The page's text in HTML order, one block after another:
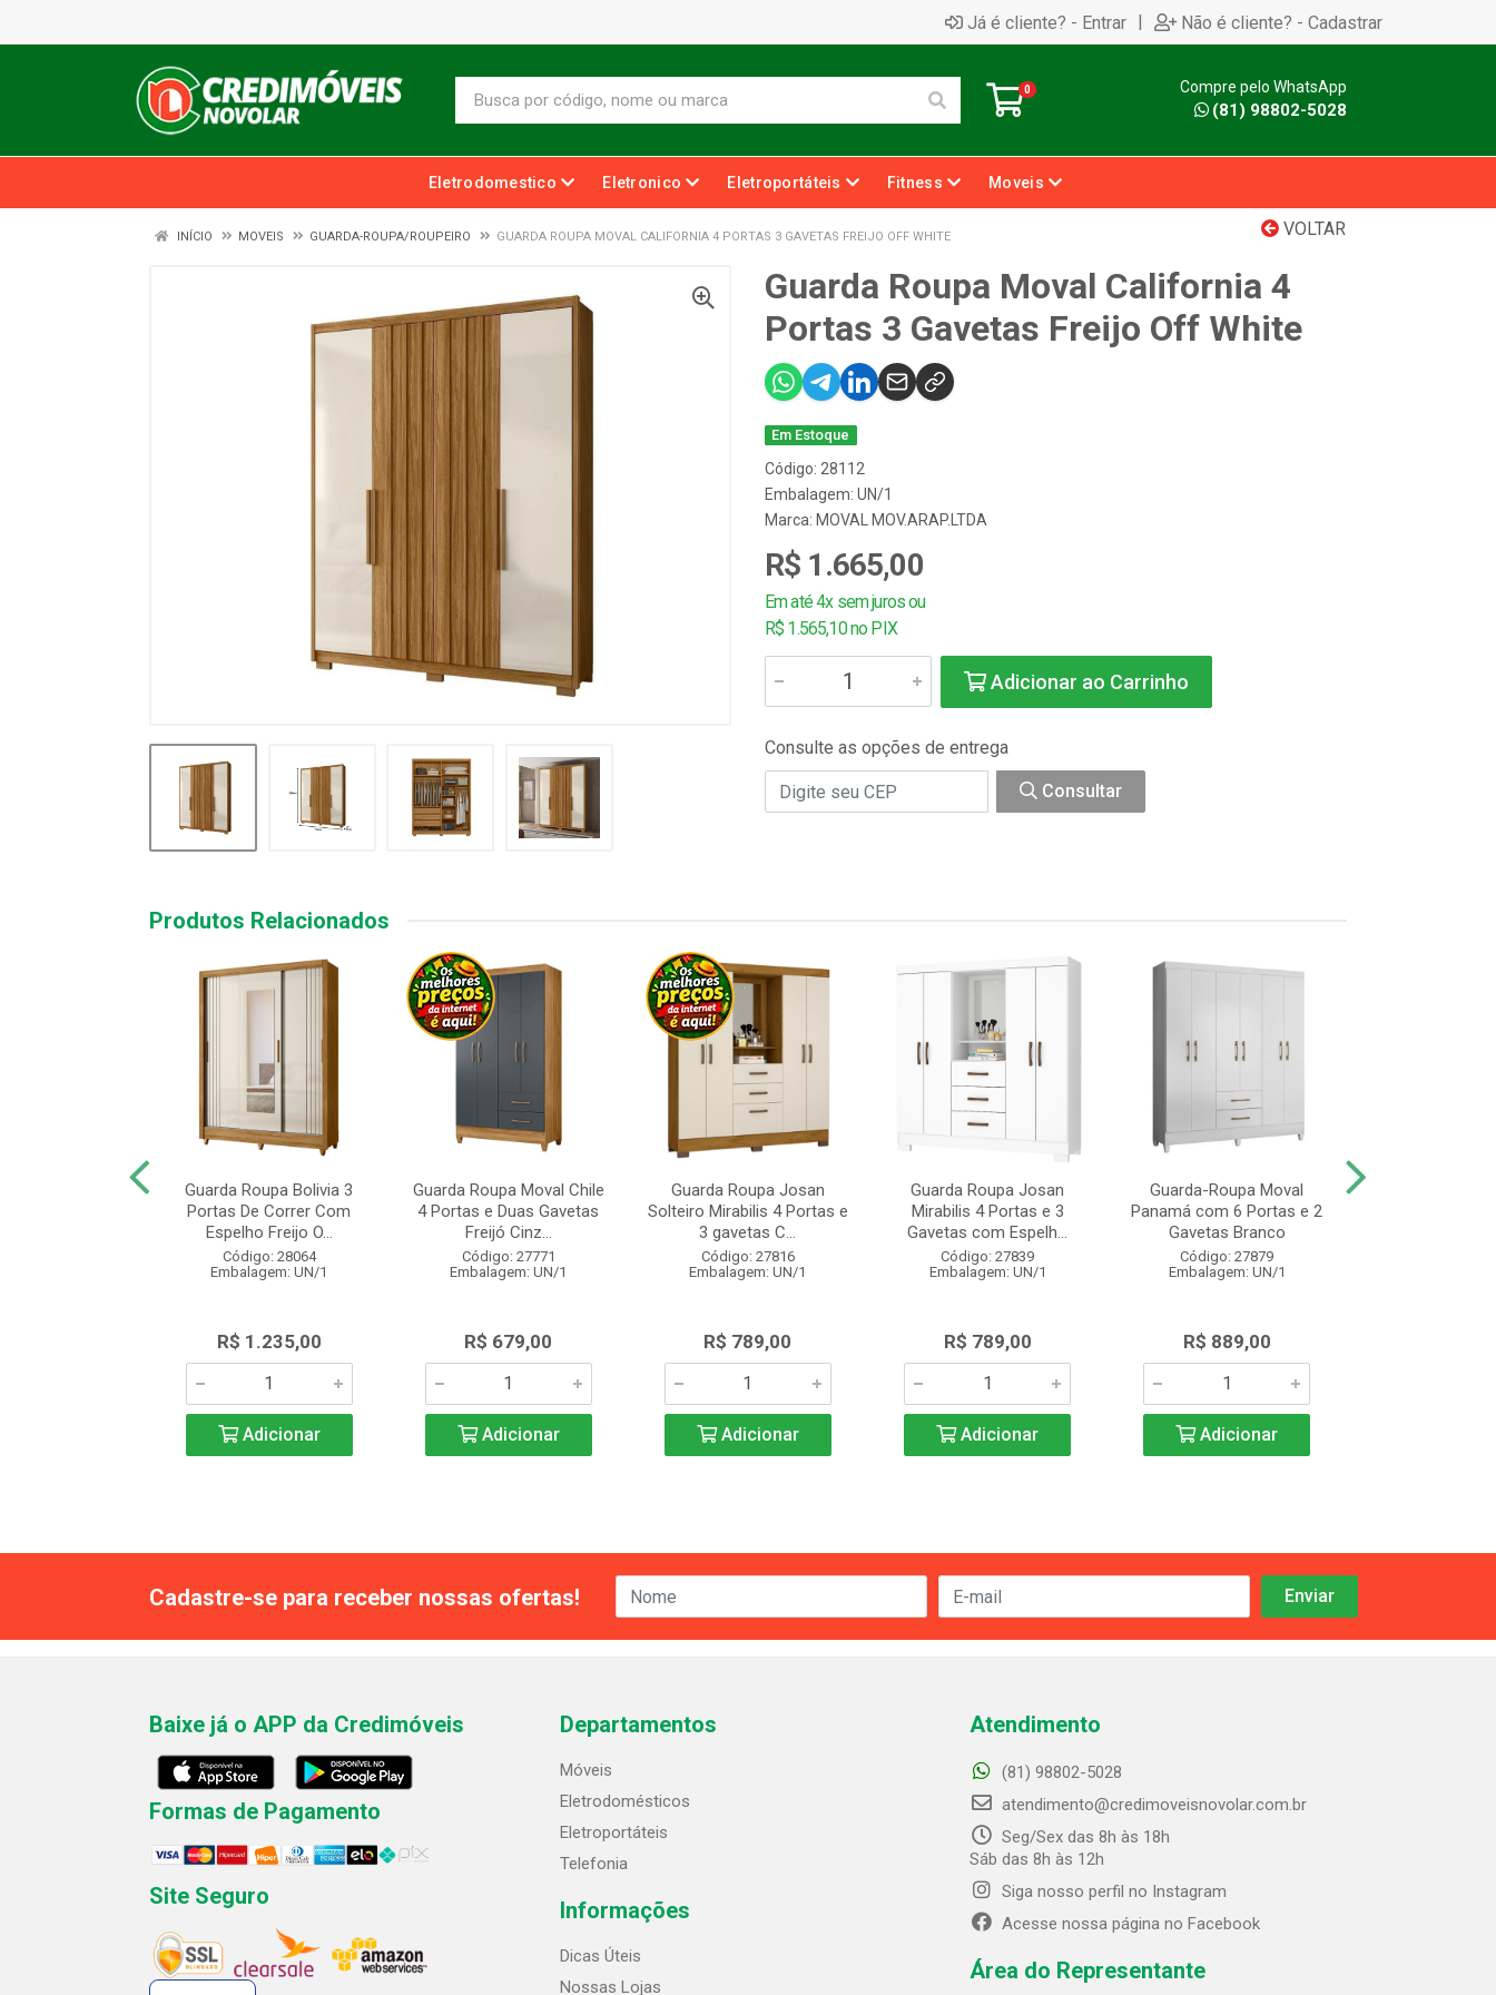
Já é cliente? - Entrar | Não é cliente? - Cadastrar
0 Compre pelo WhatsApp
(81) 98802-5028
Eletrodomestico Eletronico Eletroportáteis Fitness Moveis
VOLTAR
INÍCIO MOVEIS GUARDA-ROUPA/ROUPEIRO GUARDA ROUPA MOVAL CALIFORNIA 4 PORTAS 3 GAVETAS FREIJO OFF WHITE
Guarda Roupa Moval California 4
Portas 3 Gavetas Freijo Off White
Em Estoque
Código: 28112
Embalagem: UN/1
Marca: MOVAL MOV.ARAP.LTDA
R$ 1.665,00
Em até 4x sem juros ou
R$ 1.565,10 no PIX
Adicionar ao Carrinho
Consulte as opções de entrega
Consultar
Produtos Relacionados
Guarda Roupa Bolivia 3
Portas De Correr Com
Espelho Freijo O...
Código: 28064
Embalagem: UN/1
R$ 1.235,00
Adicionar
Guarda Roupa Moval Chile
4 Portas e Duas Gavetas
Freijó Cinz...
Código: 27771
Embalagem: UN/1
R$ 679,00
Adicionar
Guarda Roupa Josan
Solteiro Mirabilis 4 Portas e
3 gavetas C...
Código: 27816
Embalagem: UN/1
R$ 789,00
Adicionar
Guarda Roupa Josan
Mirabilis 4 Portas e 3
Gavetas com Espelh...
Código: 27839
Embalagem: UN/1
R$ 789,00
Adicionar
Guarda-Roupa Moval
Panamá com 6 Portas e 2
Gavetas Branco
Código: 27879
Embalagem: UN/1
R$ 889,00
Adicionar
Cadastre-se para receber nossas ofertas!
Baixe já o APP da Credimóveis
Formas de Pagamento
Site Seguro
Departamentos
Móveis
Eletrodomésticos
Eletroportáteis
Telefonia
Informações
Dicas Úteis
Nossas Lojas
Atendimento
(81) 98802-5028
atendimento@credimoveisnovolar.com.br
Seg/Sex das 8h às 18h
Sáb das 8h às 12h
Siga nosso perfil no Instagram
Acesse nossa página no Facebook
Área do Representante